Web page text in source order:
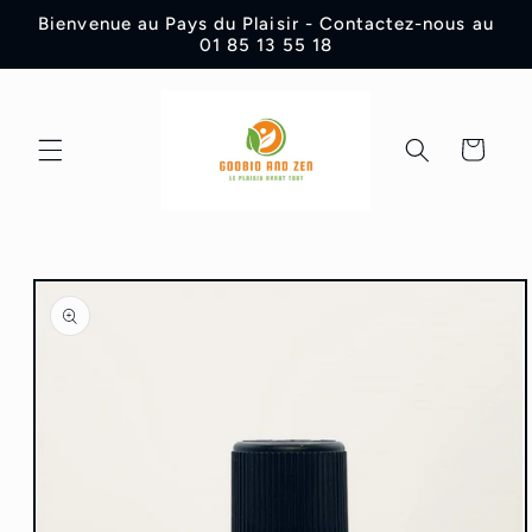
passer
contenu
Bienvenue au Pays du Plaisir - Contactez-nous au
01 85 13 55 18
Panier
Passer aux
informations
produits